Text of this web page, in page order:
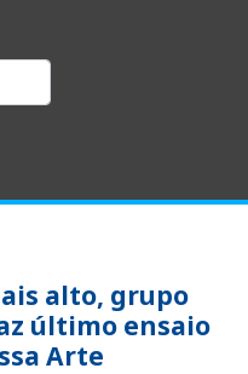
alto, grupo
último ensaio
Arte